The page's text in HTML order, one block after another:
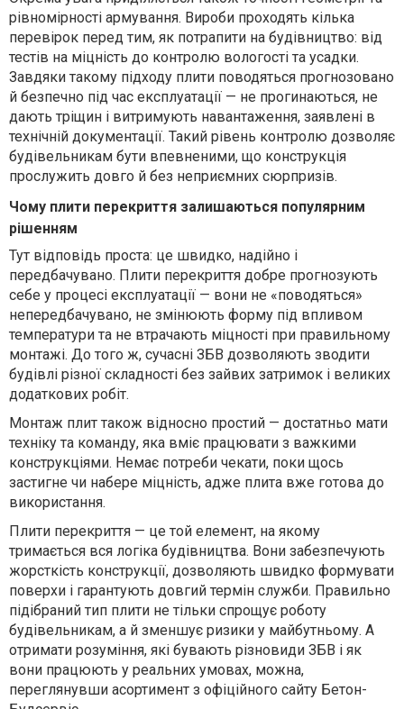
рівномірності армування. Вироби проходять кілька
перевірок перед тим, як потрапити на будівництво: від
тестів на міцність до контролю вологості та усадки.
Завдяки такому підходу плити поводяться прогнозовано
й безпечно під час експлуатації — не прогинаються, не
дають тріщин і витримують навантаження, заявлені в
технічній документації. Такий рівень контролю дозволяє
будівельникам бути впевненими, що конструкція
прослужить довго й без неприємних сюрпризів.
Чому плити перекриття залишаються популярним
рішенням
Тут відповідь проста: це швидко, надійно і
передбачувано. Плити перекриття добре прогнозують
себе у процесі експлуатації — вони не «поводяться»
непередбачувано, не змінюють форму під впливом
температури та не втрачають міцності при правильному
монтажі. До того ж, сучасні ЗБВ дозволяють зводити
будівлі різної складності без зайвих затримок і великих
додаткових робіт.
Монтаж плит також відносно простий — достатньо мати
техніку та команду, яка вміє працювати з важкими
конструкціями. Немає потреби чекати, поки щось
застигне чи набере міцність, адже плита вже готова до
використання.
Плити перекриття — це той елемент, на якому
тримається вся логіка будівництва. Вони забезпечують
жорсткість конструкції, дозволяють швидко формувати
поверхи і гарантують довгий термін служби. Правильно
підібраний тип плити не тільки спрощує роботу
будівельникам, а й зменшує ризики у майбутньому. А
отримати розуміння, які бувають різновиди ЗБВ і як
вони працюють у реальних умовах, можна,
переглянувши асортимент з офіційного сайту Бетон-